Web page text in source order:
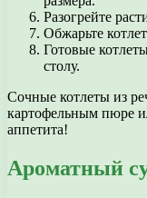
Разогрейте
Обжарьте
Готовые
столу.
Сочные котлеты из
картофельным пюре
аппетита!
Ароматный